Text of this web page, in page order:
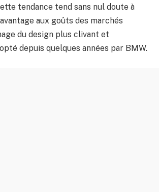
tendance tend sans nul doute à
aux goûts des marchés
du design plus clivant et
depuis quelques années par BMW.